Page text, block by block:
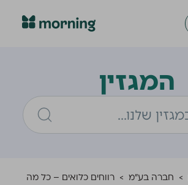
המגזין
> חברה בע"מ > רווחים כלואים – כל מה